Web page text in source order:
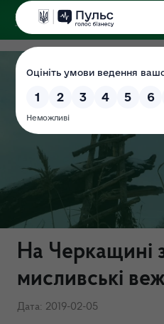
На Черкащині
мисливські
Дата: 2019-02-05